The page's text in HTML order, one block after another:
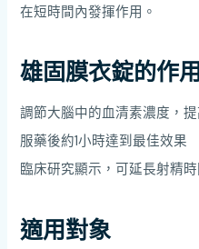
在短時間內發揮作用。
雄固膜衣錠的作
調節大腦中的血清素濃度，
服藥後約1小時達到最佳效果
臨床研究顯示，可延長射精
適用對象